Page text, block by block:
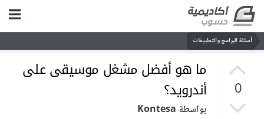
أسئلة البرامج والتطبيقات
0
ما هو أفضل مشغل موسيقى على
أندرويد؟
بواسطة Kontesa